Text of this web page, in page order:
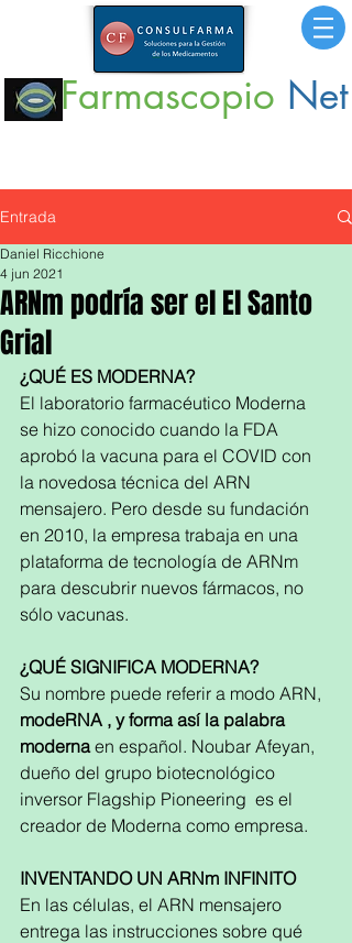
Farmascopio Net
Entrada
ARNm podría ser el El Santo
Grial
Daniel Ricchione
4 jun 2021
¿QUÉ ES MODERNA?
El laboratorio farmacéutico Moderna
se hizo conocido cuando la FDA
aprobó la vacuna para el COVID con
la novedosa técnica del ARN
mensajero. Pero desde su fundación
en 2010, la empresa trabaja en una
plataforma de tecnología de ARNm
para descubrir nuevos fármacos, no
sólo vacunas.
¿QUÉ SIGNIFICA MODERNA?
Su nombre puede referir a modo ARN,
modeRNA , y forma así la palabra
moderna en español. Noubar Afeyan,
dueño del grupo biotecnológico
inversor Flagship Pioneering  es el
creador de Moderna como empresa.
INVENTANDO UN ARNm INFINITO
En las células, el ARN mensajero
entrega las instrucciones sobre qué